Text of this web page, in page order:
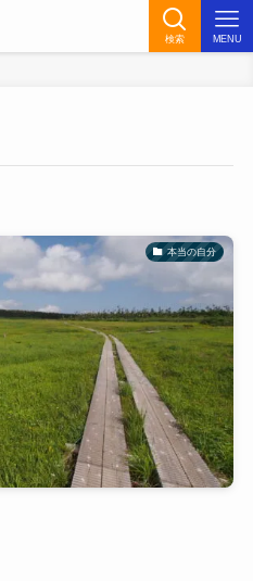
検索 MENU
本当の自分